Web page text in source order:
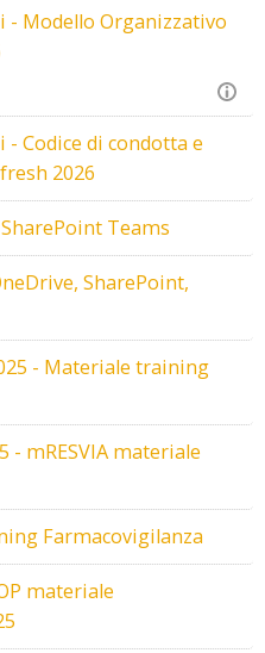
- Modello Organizzativo
- Codice di condotta e
2026
Teams
SharePoint,
- Materiale training
- mRESVIA materiale
Farmacovigilanza
materiale